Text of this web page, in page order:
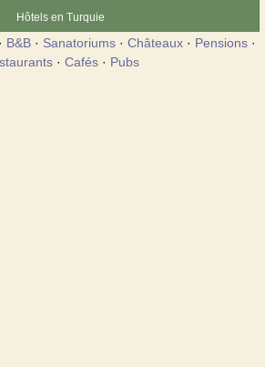
Hôtels en Turquie
· B&B · Sanatoriums · Châteaux · Pensions ·
· Cafés · Pubs